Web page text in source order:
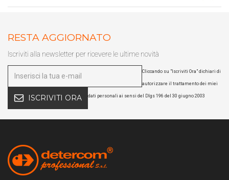
RESTA AGGIORNATO
Iscriviti alla newsletter per ricevere le ultime novità
ISCRIVITI ORA
Cliccando su "Iscriviti Ora" dichiari di
autorizzare il trattamento dei miei
dati personali ai sensi del Dlgs 196 del 30 giugno 2003